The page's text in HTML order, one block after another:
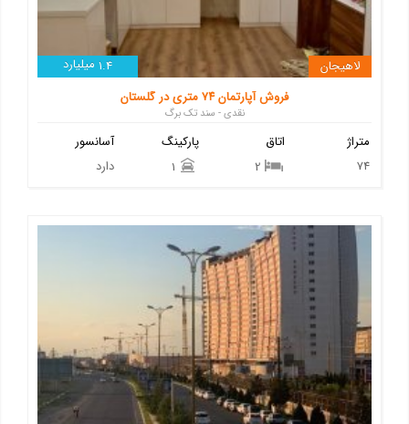
1.4 میلیارد
لاهیجان
فروش آپارتمان ۷۴ متری در گلستان
نقدی - سند تک برگ
آسانسور
دارد
پارکینگ
اتاق
متراژ
74